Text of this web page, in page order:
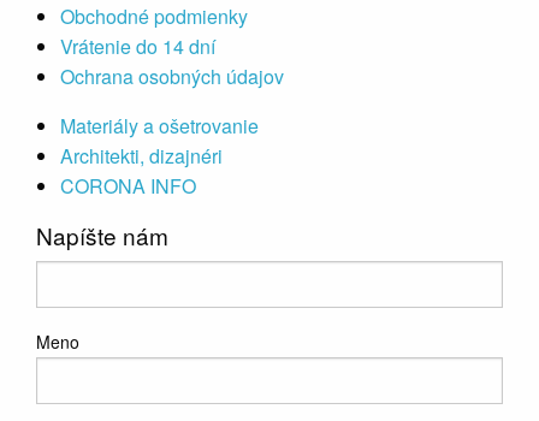
Obchodné podmienky
Vrátenie do 14 dní
Ochrana osobných údajov
Materiály a ošetrovanie
Architekti, dizajnéri
CORONA INFO
Napíšte nám
Meno